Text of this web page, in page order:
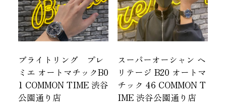
ブライトリング プレ
ミエ オートマチックB0
1 COMMON TIME 渋谷
公園通り店
スーパーオーシャン ヘ
リテージ B20 オートマ
チック 46 COMMON T
IME 渋谷公園通り店